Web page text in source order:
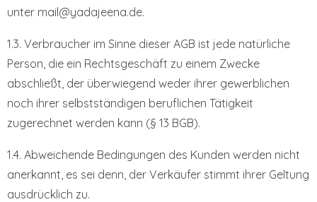
unter mail@yadajeena.de.
1.3. Verbraucher im Sinne dieser AGB ist jede natürliche
Person, die ein Rechtsgeschäft zu einem Zwecke
abschließt, der überwiegend weder ihrer gewerblichen
noch ihrer selbstständigen beruflichen Tätigkeit
zugerechnet werden kann (§ 13 BGB).
1.4. Abweichende Bedingungen des Kunden werden nicht
anerkannt, es sei denn, der Verkäufer stimmt ihrer Geltung
ausdrücklich zu.